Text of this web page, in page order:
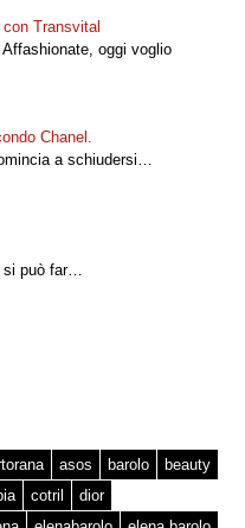
Transvital
oggi voglio
Chanel.
a schiudersi…
si può far…
asos barolo
beauty
cotril
dior